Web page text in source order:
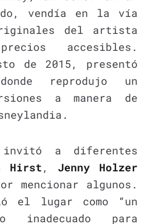
vendía en la vía
del artista
accesibles.
de 2015, presentó
reprodujo un
a manera de
invitó a diferentes
Hirst , Jenny Holzer
mencionar algunos.
el lugar como “un
inadecuado para